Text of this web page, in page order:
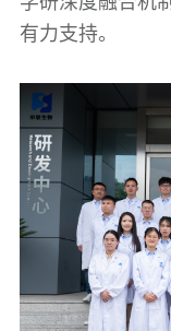
有力支持。